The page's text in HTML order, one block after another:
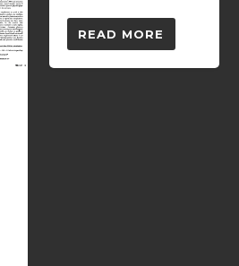
READ MORE